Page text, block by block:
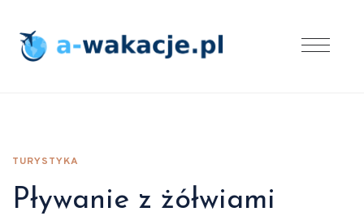
TURYSTYKA
Pływanie z żółwiami